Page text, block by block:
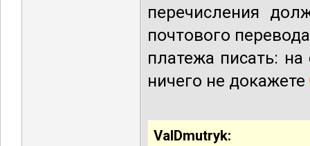
перечисления
почтового
платежа писать:
ничего не докажете
ValDmutryk: